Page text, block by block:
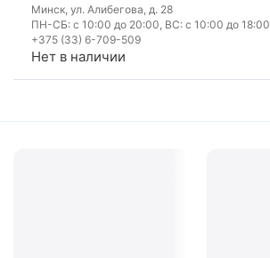
Минск, ул. Алибегова, д. 28
ПН-СБ: с 10:00 до 20:00, ВС: с 10:00 до 18:00
+375 (33) 6-709-509
Нет в наличии